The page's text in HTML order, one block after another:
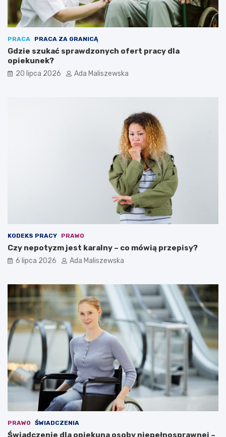
PRACA PRACA ZA GRANICĄ
Gdzie szukać sprawdzonych ofert pracy dla
opiekunek?
20 lipca 2026 Ada Maliszewska
KODEKS PRACY PRAWO
Czy nepotyzm jest karalny – co mówią przepisy?
6 lipca 2026 Ada Maliszewska
PRAWO ŚWIADCZENIA
Świadczenie dla opiekuna osoby niepełnosprawnej –